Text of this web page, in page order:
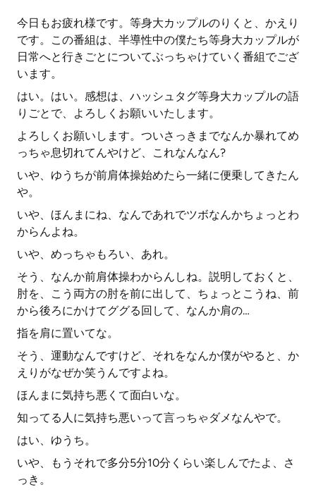
今日もお疲れ様です。等身大カップルのりくと、かえり
です。この番組は、半導性中の僕たち等身大カップルが
日常へと行きごとについてぶっちゃけていく番組でござ
います。
はい。はい。感想は、ハッシュタグ等身大カップルの語
りごとで、よろしくお願いいたします。
よろしくお願いします。ついさっきまでなんか暴れてめ
っちゃ息切れてんやけど、これなんなん?
いや、ゆうちが前肩体操始めたら一緒に便乗してきたん
や。
いや、ほんまにね、なんであれでツボなんかちょっとわ
からんよね。
いや、めっちゃもろい、あれ。
そう、なんか前肩体操わからんしね。説明しておくと、
肘を、こう両方の肘を前に出して、ちょっとこうね、前
から後ろにかけてググる回して、なんか肩の…
指を肩に置いてな。
そう、運動なんですけど、それをなんか僕がやると、か
えりがなぜか笑うんですよね。
ほんまに気持ち悪くて面白いな。
知ってる人に気持ち悪いって言っちゃダメなんやで。
はい、ゆうち。
いや、もうそれで多分5分10分くらい楽しんでたよ、さ
っき。